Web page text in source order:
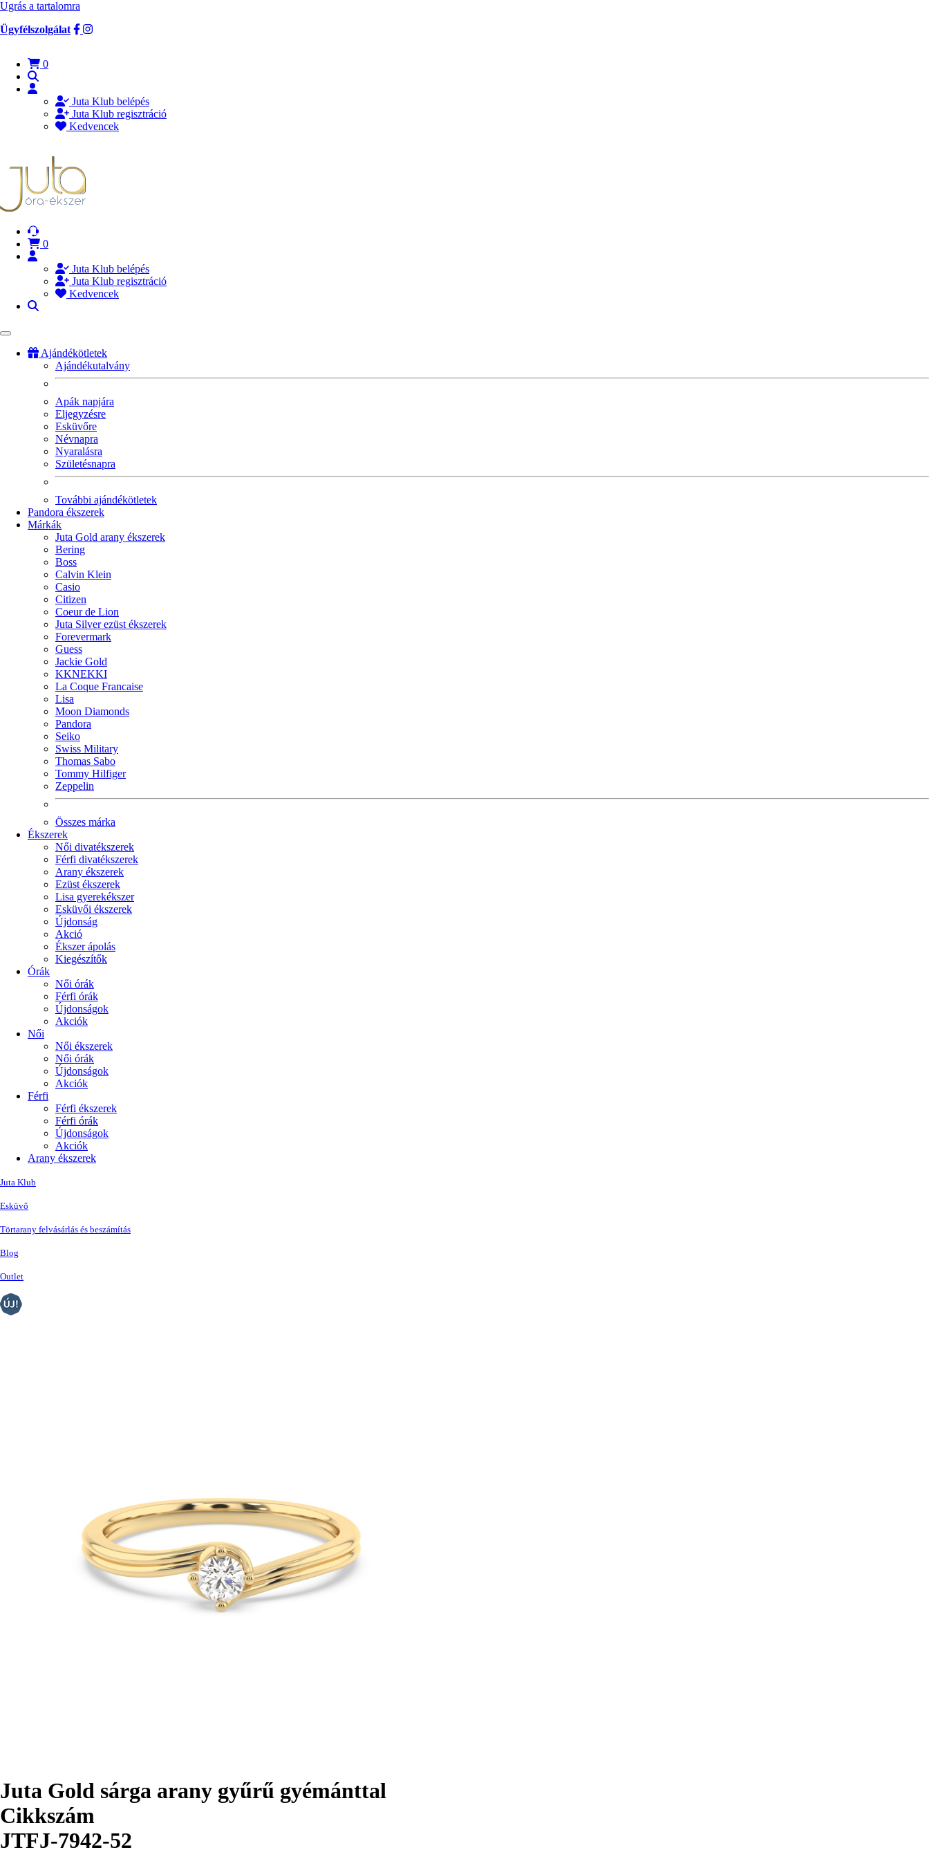
Ugrás a tartalomra
Ügyfélszolgálat
0
Juta Klub belépés
Juta Klub regisztráció
Kedvencek
0
Juta Klub belépés
Juta Klub regisztráció
Kedvencek
Ajándékötletek
Ajándékutalvány
Apák napjára
Eljegyzésre
Esküvőre
Névnapra
Nyaralásra
Születésnapra
További ajándékötletek
Pandora ékszerek
Márkák
Juta Gold arany ékszerek
Bering
Boss
Calvin Klein
Casio
Citizen
Coeur de Lion
Juta Silver ezüst ékszerek
Forevermark
Guess
Jackie Gold
KKNEKKI
La Coque Francaise
Lisa
Moon Diamonds
Pandora
Seiko
Swiss Military
Thomas Sabo
Tommy Hilfiger
Zeppelin
Összes márka
Ékszerek
Női divatékszerek
Férfi divatékszerek
Arany ékszerek
Ezüst ékszerek
Lisa gyerekékszer
Esküvői ékszerek
Újdonság
Akció
Ékszer ápolás
Kiegészítők
Órák
Női órák
Férfi órák
Újdonságok
Akciók
Női
Női ékszerek
Női órák
Újdonságok
Akciók
Férfi
Férfi ékszerek
Férfi órák
Újdonságok
Akciók
Arany ékszerek
Juta Klub
Esküvő
Törtarany felvásárlás és beszámítás
Blog
Outlet
Juta Gold sárga arany gyűrű gyémánttal
Cikkszám
JTFJ-7942-52